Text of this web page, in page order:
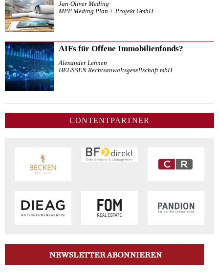
Jan-Oliver Meding
MPP Meding Plan + Projekt GmbH
AIFs für Offene Immobilienfonds?
Alexander Lehnen
HEUSSEN Rechtsanwaltsgesellschaft mbH
CONTENTPARTNER